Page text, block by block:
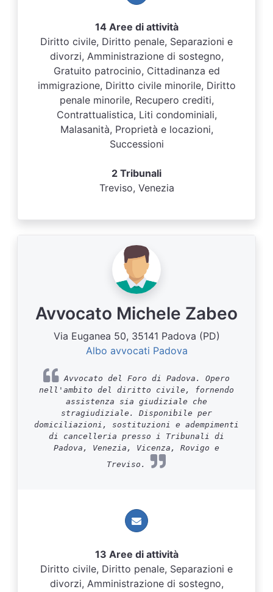
14 Aree di attività
Diritto civile, Diritto penale, Separazioni e
divorzi, Amministrazione di sostegno,
Gratuito patrocinio, Cittadinanza ed
immigrazione, Diritto civile minorile, Diritto
penale minorile, Recupero crediti,
Contrattualistica, Liti condominiali,
Malasanità, Proprietà e locazioni,
Successioni
2 Tribunali
Treviso, Venezia
Avvocato Michele Zabeo
Via Euganea 50, 35141 Padova (PD)
Albo avvocati Padova
Avvocato del Foro di Padova. Opero
nell'ambito del diritto civile, fornendo
assistenza sia giudiziale che
stragiudiziale. Disponibile per
domiciliazioni, sostituzioni e adempimenti
di cancelleria presso i Tribunali di
Padova, Venezia, Vicenza, Rovigo e
Treviso.
13 Aree di attività
Diritto civile, Diritto penale, Separazioni e
divorzi, Amministrazione di sostegno,